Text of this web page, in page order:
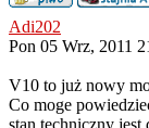
Adi202
Pon 05 Wrz, 2011
V10 to już nowy
Co moge
stan techniczny jest